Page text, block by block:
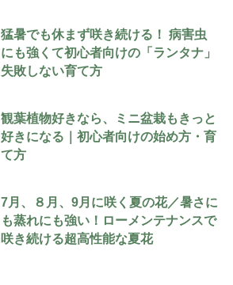
猛暑でも休まず咲き続ける！ 病害虫
にも強くて初心者向けの「ランタナ」
失敗しない育て方
観葉植物好きなら、ミニ盆栽もきっと
好きになる｜初心者向けの始め方・育
て方
7月、８月、9月に咲く夏の花／暑さに
も蒸れにも強い！ローメンテナンスで
咲き続ける超高性能な夏花